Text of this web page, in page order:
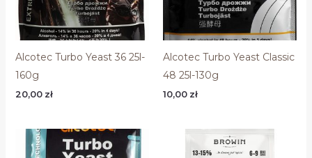
Alcotec Turbo Yeast 36 25l-
160g
20,00 zł
Alcotec Turbo Yeast Classic
48 25l-130g
10,00 zł